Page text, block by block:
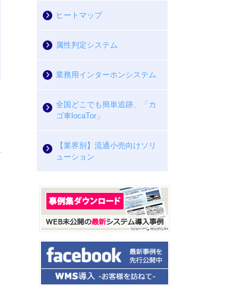
ヒートマップ
属性判定システム
業務用インターホンシステム
全国どこでも簡単追跡、「カ
ゴ車locaTor」
【業界別】流通小売向けソリ
ューション